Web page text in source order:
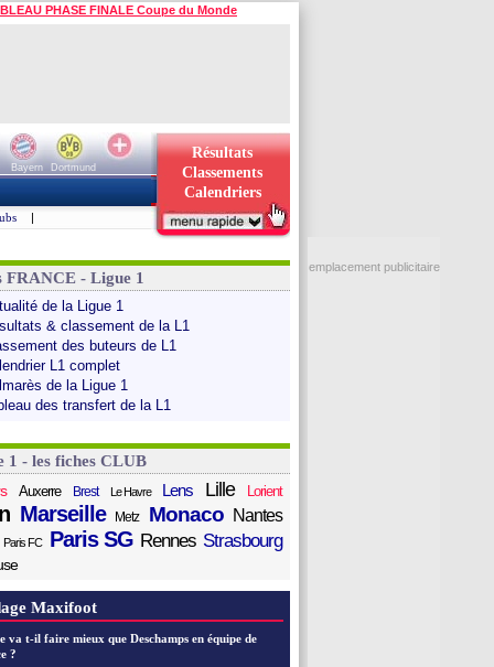
PHASE FINALE Coupe du Monde
Bayern
Dortmund
Résultats
Classements
Calendriers
|
FRANCE - Ligue 1
de la Ligue 1
& classement de la L1
des buteurs de L1
L1 complet
de la Ligue 1
des transfert de la L1
1 - les fiches CLUB
Auxerre Brest Le Havre Lens Lille Lorient
Marseille Metz Monaco Nantes
Paris FC Paris SG Rennes Strasbourg
Maxifoot
va t-il faire mieux que Deschamps en équipe de
?
emplacement publicitaire